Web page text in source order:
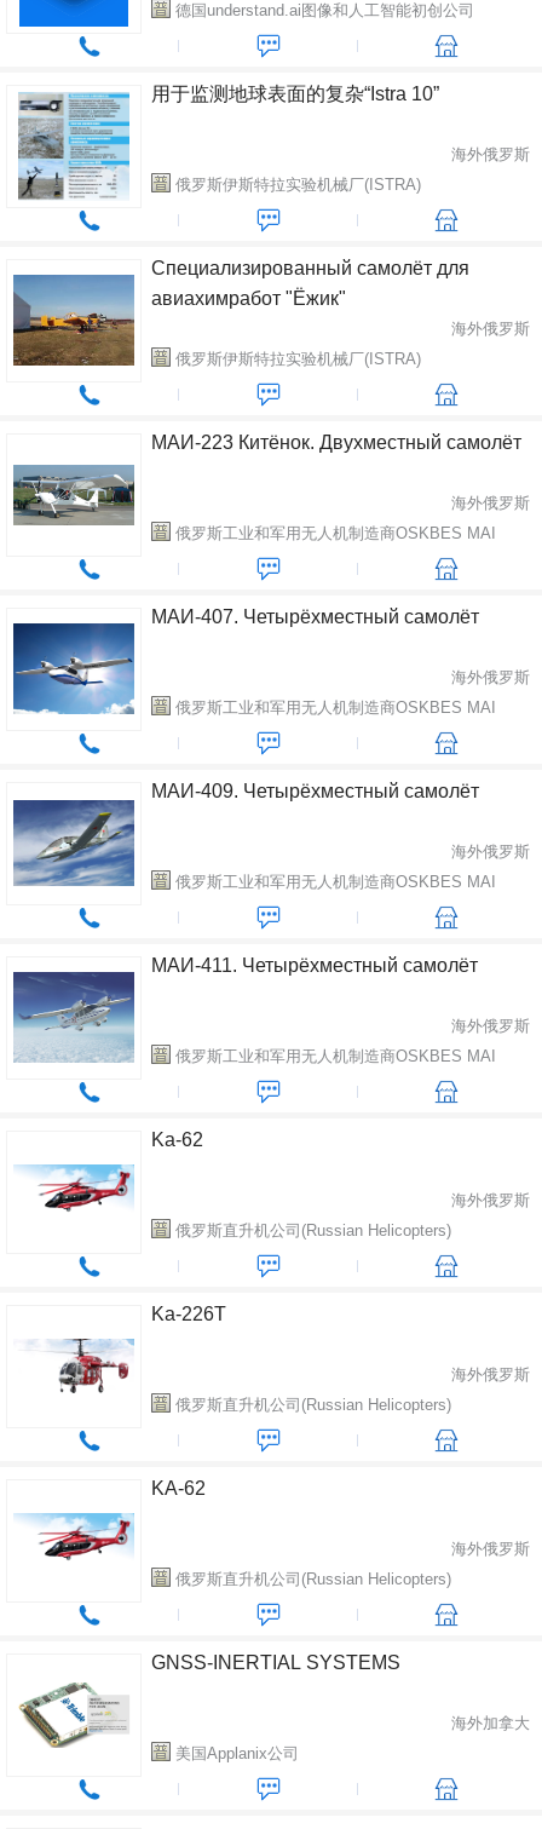
德国understand.ai图像和人工智能初创公司
用于监测地球表面的复杂“Istra 10”
海外俄罗斯
俄罗斯伊斯特拉实验机械厂(ISTRA)
Cпециализированный самолёт для
авиахимработ "Ёжик"
海外俄罗斯
俄罗斯伊斯特拉实验机械厂(ISTRA)
МАИ-223 Китёнок. Двухместный самолёт
海外俄罗斯
俄罗斯工业和军用无人机制造商OSKBES MAI
МАИ-407. Четырёхместный самолёт
海外俄罗斯
俄罗斯工业和军用无人机制造商OSKBES MAI
МАИ-409. Четырёхместный самолёт
海外俄罗斯
俄罗斯工业和军用无人机制造商OSKBES MAI
МАИ-411. Четырёхместный самолёт
海外俄罗斯
俄罗斯工业和军用无人机制造商OSKBES MAI
Ka-62
海外俄罗斯
俄罗斯直升机公司(Russian Нelicopters)
Ka-226T
海外俄罗斯
俄罗斯直升机公司(Russian Нelicopters)
KA-62
海外俄罗斯
俄罗斯直升机公司(Russian Нelicopters)
GNSS-INERTIAL SYSTEMS
海外加拿大
美国Applanix公司